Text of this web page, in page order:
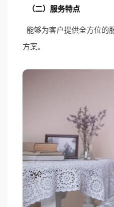
（二）服务特点
能够为客户提供全方位的
方案。